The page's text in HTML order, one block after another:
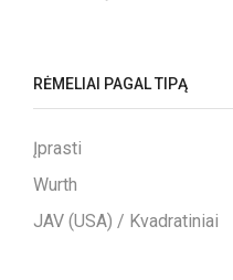
RĖMELIAI PAGAL TIPĄ
Įprasti
Wurth
JAV (USA) / Kvadratiniai